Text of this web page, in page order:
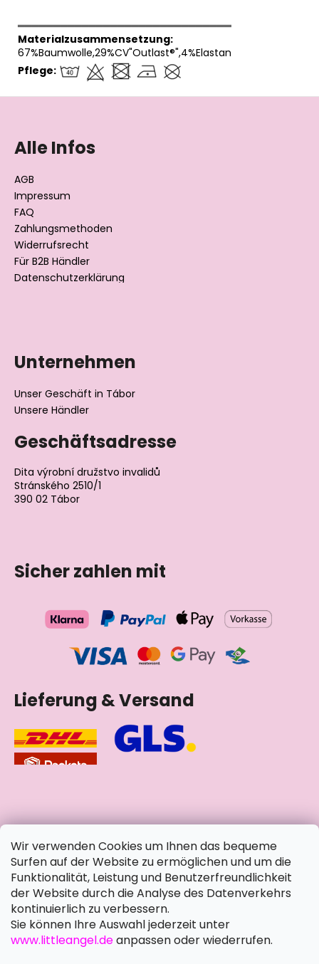
Wir verwenden Cookies um Ihnen das bequeme
Surfen auf der Website zu ermöglichen und um die
Funktionalität, Leistung und Benutzerfreundlichkeit
der Website durch die Analyse des Datenverkehrs
kontinuierlich zu verbessern.
Sie können Ihre Auswahl jederzeit unter
www.littleangel.deanpassen oder wiederrufen.
══════════════════════════════
Materialzusammensetzung:
67%Baumwolle,29%CV"Outlast®",4%Elastan
Pflege:
Alle Infos
AGB
Impressum
FAQ
Zahlungsmethoden
Widerrufsrecht
Für B2B Händler
Datenschutzerklärung
Unternehmen
Unser Geschäft in Tábor
Unsere Händler
Geschäftsadresse
Dita výrobní družstvo invalidů
Stránského 2510/1
390 02 Tábor
Sicher zahlen mit
Lieferung & Versand
soziale Netzwerke